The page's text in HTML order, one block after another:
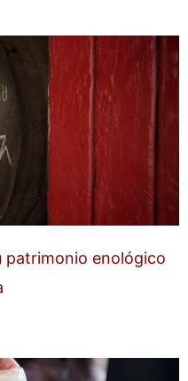
patrimonio enológico